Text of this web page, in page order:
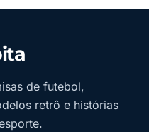
de futebol,
retrô e histórias